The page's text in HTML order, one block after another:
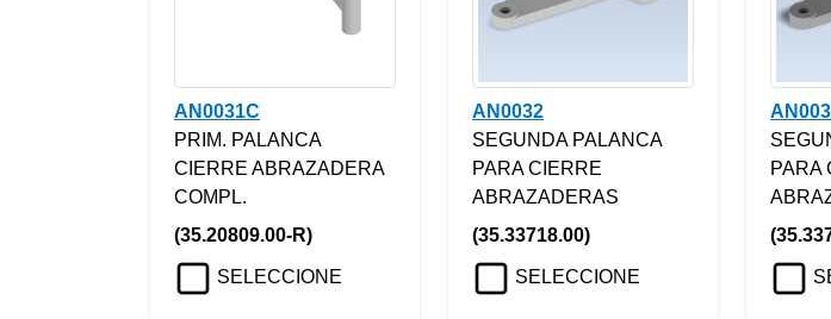
AN0031C
PRIM. PALANCA
CIERRE ABRAZADERA
COMPL.
(35.20809.00-R)
SELECCIONE
AN0032
SEGUNDA PALANCA
PARA CIERRE
ABRAZADERAS
(35.33718.00)
SELECCIONE
PARA